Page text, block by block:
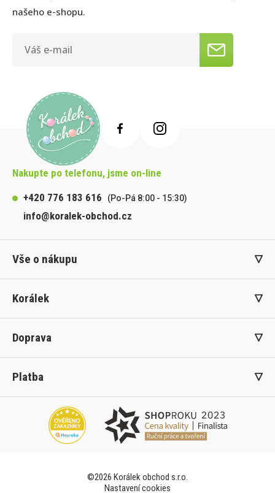
našeho e-shopu.
Nakupte po telefonu, jsme on-line
+420 776 183 616
(Po-Pá 8:00 - 15:30)
info@koralek-obchod.cz
Vše o nákupu
Korálek
Doprava
Platba
©2026 Korálek obchod s.r.o.
Nastavení cookies